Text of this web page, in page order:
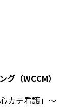
（WCCM）
カテ看護」～